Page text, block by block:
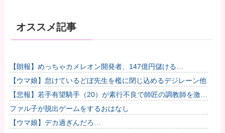
オススメ記事
【朗報】めっちゃカメレオン開発者、147億円儲ける
wwwWwwww他
【ウマ娘】怠けているどぼ先生を檻に閉じ込めるデジレーン他
【悲報】若手有望騎手（20）が素行不良で師匠の調教師を激怒
させてしまい引退に追い込まれそう
ファル子が脱出ゲームをするおはなし
【ウマ娘】デカ過ぎんだろ…